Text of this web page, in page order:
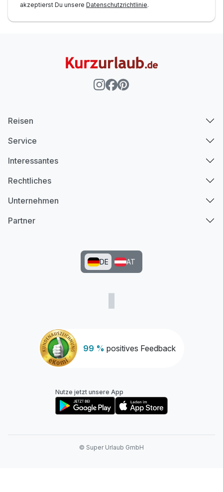
akzeptierst Du unsere Datenschutzrichtlinie.
99 % positives Feedback
Reisen
Service
Interessantes
Rechtliches
Unternehmen
Partner
DE AT
Nutze jetzt unsere App
© Super Urlaub GmbH